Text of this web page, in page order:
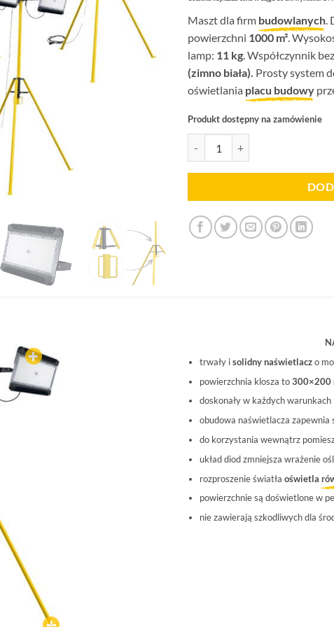
klienta
Maszt dla firm budowlanych.
powierzchni 1000 m².
lamp: 11 kg. Współczynnik
(zimno biała). Prosty system
oświetlania placu budowy
Produkt dostępny na zamówienie
warunkach
i wypożyczalniom
placu budowy
głównej
farbą
trwały isolidny naświetlaczo
powierzchnia klosza to300×200
doskonały w każdych warunkach
obudowa naświetlacza zapewnia
do korzystania wewnątrz
układ diod zmniejsza wrażenie
rozproszenie światła oświetla
powierzchnie są doświetlone w
nie zawierają szkodliwych dla